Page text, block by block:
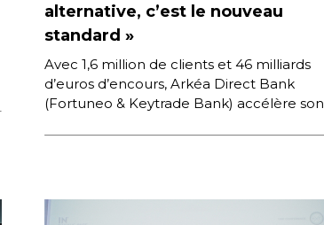
alternative, c’est le nouveau
standard »
Avec 1,6 million de clients et 46 milliards
d’euros d’encours, Arkéa Direct Bank
(Fortuneo & Keytrade Bank) accélère son